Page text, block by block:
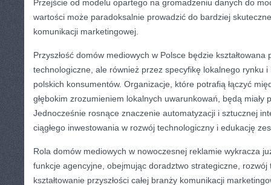
Przejście od modelu opartego na gromadzeniu danych do
wartości może paradoksalnie prowadzić do bardziej
komunikacji marketingowej.
Przyszłość domów mediowych w Polsce będzie
technologiczne, ale również przez specyfikę lokalnego rynku
polskich konsumentów. Organizacje, które potrafią łączyć
głębokim zrozumieniem lokalnych uwarunkowań, będą miały
Jednocześnie rosnące znaczenie automatyzacji i sztucznej
ciągłego inwestowania w rozwój technologiczny i edukację
Rola domów mediowych w nowoczesnej reklamie wykracza
funkcje agencyjne, obejmując doradztwo strategiczne, rozwój
kształtowanie przyszłości całej branży komunikacji